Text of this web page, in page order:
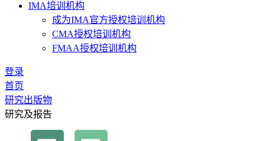
IMA培训机构
成为IMA官方授权培训机构
CMA授权培训机构
FMAA授权培训机构
登录
首页
研究出版物
研究及报告